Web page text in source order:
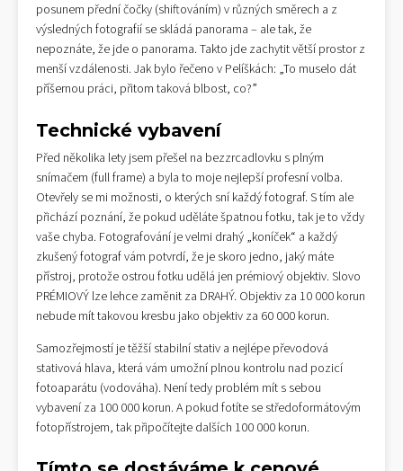
posunem přední čočky (shiftováním) v různých směrech a z
výsledných fotografií se skládá panorama – ale tak, že
nepoznáte, že jde o panorama. Takto jde zachytit větší prostor z
menší vzdálenosti. Jak bylo řečeno v Pelíškách: „To muselo dát
příšernou práci, přitom taková blbost, co?”
Technické vybavení
Před několika lety jsem přešel na bezzrcadlovku s plným
snímačem (full frame) a byla to moje nejlepší profesní volba.
Otevřely se mi možnosti, o kterých sní každý fotograf. S tím ale
přichází poznání, že pokud uděláte špatnou fotku, tak je to vždy
vaše chyba. Fotografování je velmi drahý „koníček“ a každý
zkušený fotograf vám potvrdí, že je skoro jedno, jaký máte
přístroj, protože ostrou fotku udělá jen prémiový objektiv. Slovo
PRÉMIOVÝ lze lehce zaměnit za DRAHÝ. Objektiv za 10 000 korun
nebude mít takovou kresbu jako objektiv za 60 000 korun.
Samozřejmostí je těžší stabilní stativ a nejlépe převodová
stativová hlava, která vám umožní plnou kontrolu nad pozicí
fotoaparátu (vodováha). Není tedy problém mít s sebou
vybavení za 100 000 korun. A pokud fotíte se středoformátovým
fotopřístrojem, tak připočítejte dalších 100 000 korun.